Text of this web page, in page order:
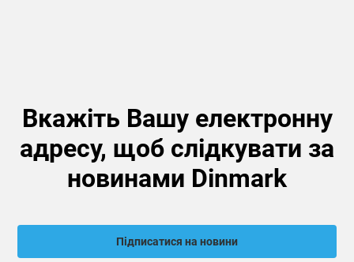
Вкажіть Вашу електронну
адресу, щоб слідкувати за
новинами Dinmark
Підписатися на новини